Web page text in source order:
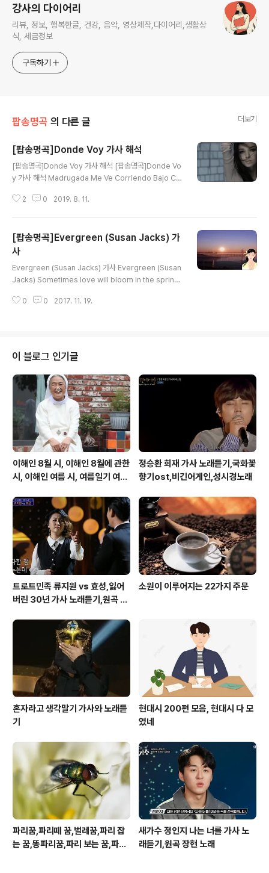
강사의 다이어리
리뷰, 정보, 행복한글, 건강, 음악, 영상제작,다이어리,생활상
식, 세금정보
구독하기
팝송명곡 의 다른 글 더보기
[팝송명곡]Donde Voy 가사 해석
[팝송명곡]Donde Voy 가사 해석 [팝송명곡]Donde Vo
y 가사 해석 Madrugada Me Ve Corriendo Bajo Cie
밝은 하루가 시작되어도 No Me Salgas Sol A Nombr
cho Es Mi Alma Que Llere De Amor 내 마음에 느끼
는 고통은 사랑으로 인하여 받은 상처랍니다. Pienso En
Ti Y Tus Brazos Que Esperan Tus Besos Y Tu P
assion 그대를 그리워하며 그대의 입맞춤과 애정을 기다
립니다. Donde ..
2 0 2019. 8. 11.
[팝송명곡]Evergreen (Susan Jacks) 가
사
Evergreen (Susan Jacks) 가사 Evergreen (Susan
Jacks) Sometimes love will bloom in the springt
d then fade away in the winter When the cold wi
love for you So hold my hand and tell me You'll
be mine through laughter ..
0 0 2017. 11. 19.
이 블로그 인기글
이해인 8월 시, 이해인 8월에 관한
시, 이해인 여름 시, 여름일기 여름
정승환 희재 가사 노래듣기,국화꽃
향기ost,비긴어게인,성시경노래
트로트민족 류지원 vs 효성,잃어
버린 30년 가사 노래듣기,원곡 설
소원이 이루어지는 22가지 주문
혼자라고 생각말기 가사와 노래듣
기
현대시 200편 모음, 현대시 다 모
였네
파리꿈,파리떼 꿈,벌레꿈,파리 잡
는 꿈,똥파리꿈,파리 보는 꿈,파리
새가수 정인지 나는 너를 가사 노
래듣기,원곡 장현 노래